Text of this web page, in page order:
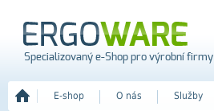
Specializovaný e-Shop pro výrobní firmy
E-shop O nás Služby